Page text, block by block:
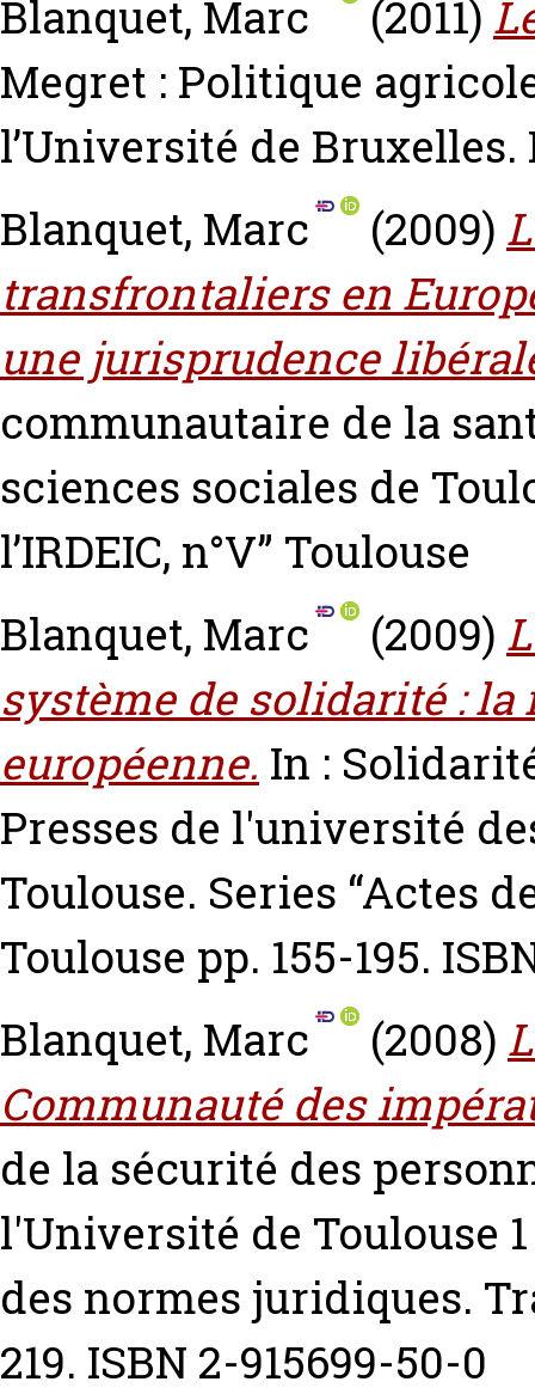
Blanquet, Marc (2011)
Megret : Politique
l’Université de
Blanquet, Marc
(2009)
transfrontaliers en
une jurisprudence
communautaire de la
sciences sociales de
l’IRDEIC, n°V” Toulouse
Blanquet, Marc
(2009)
système de solidarité :
européenne. In :
Presses de l'université
Toulouse. Series “Actes
Toulouse pp. 155-195.
Blanquet, Marc
(2008)
Communauté des
de la sécurité des
l'Université de Toulouse
des normes juridiques.
219. ISBN 2-915699-50-0